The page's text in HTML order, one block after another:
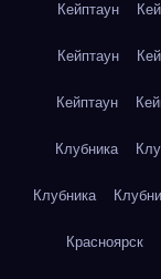
Кейптаун
Кейптаун
Кейптаун
Клубника
Клубника
Красноярск